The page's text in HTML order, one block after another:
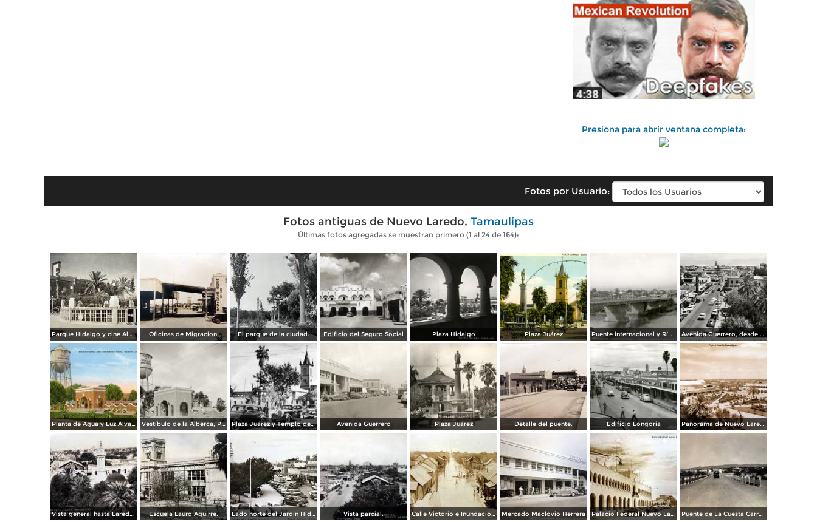
Presiona para abrir ventana completa:
Fotos por Usuario:
Fotos antiguas de Nuevo Laredo, Tamaulipas
Últimas fotos agregadas se muestran primero (1 al 24 de 164):
Parque Hidalgo y cine Alameda. Oficinas de Migracion. El parque de la ciudad. Edificio del Seguro Social Plaza Hidalgo Plaza Juárez Puente internacional y Río Bravo Avenida Guerrero, desde el Hotel Plaza
Planta de Agua y Luz Álvaro Obregón Vestíbulo de la Alberca, Planta de Agua y Luz Álvaro Obregón Plaza Juárez y Templo del Santo Niño Avenida Guerrero Plaza Juárez Detalle del puente. Edificio Longoria Panorama de Nuevo Laredo, Tamaulipas.
Vista general hasta Laredo TX. ( Circulada el 3 de Abril de 1943 ). Escuela Lauro Aguirre. Lado norte del Jardin Hidalgo ( Circulada el 17 deSeptiembre de 1957 ). Vista parcial. Calle Victorio e Inundacion en Nuevo Laredo, Tamaulipas en 1922. Mercado Maclovio Herrera Palacio Federal Nuevo Laredo, Tamaulipas. Puente de La Cuesta Carretera Monterrey-Laredo.